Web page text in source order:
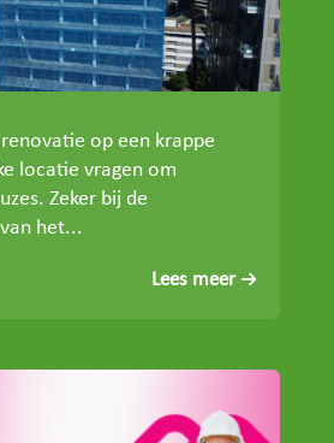
op een krappe
locatie vragen om
Zeker bij de
het...
Lees meer